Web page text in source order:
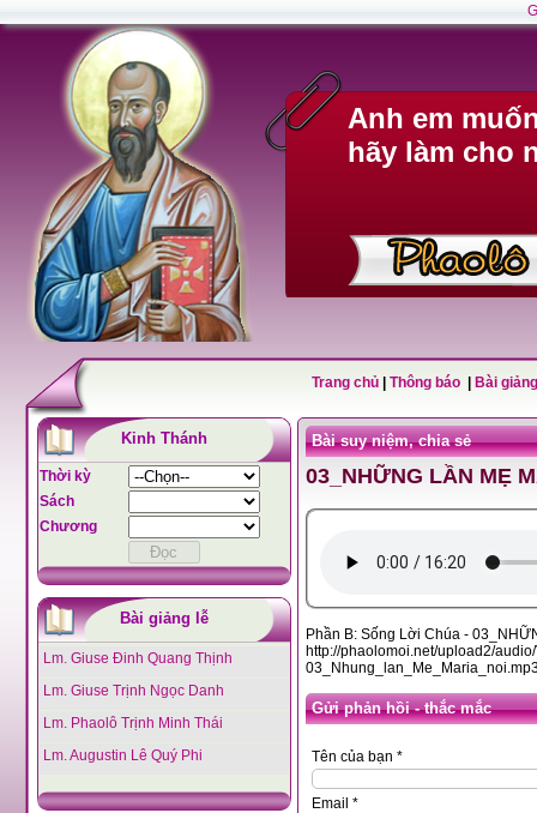
Anh em
hãy làm cho
Trang chủ Thông báo Bài
Kinh Thánh
Thời kỳ
Sách
Chương
Bài giảng lễ
Lm. Giuse Đinh Quang Thịnh
Lm. Giuse Trịnh Ngọc Danh
Lm. Phaolô Trịnh Minh Thái
Lm. Augustin Lê Quý Phi
Bài suy niệm, chia sẻ
03_NHỮNG LẦN MẸ
Phần B: Sống Lời Chúa -
http://phaolomoi.net/upload2/
Gửi phản hồi - thắc mắc
Tên của bạn *
Email *